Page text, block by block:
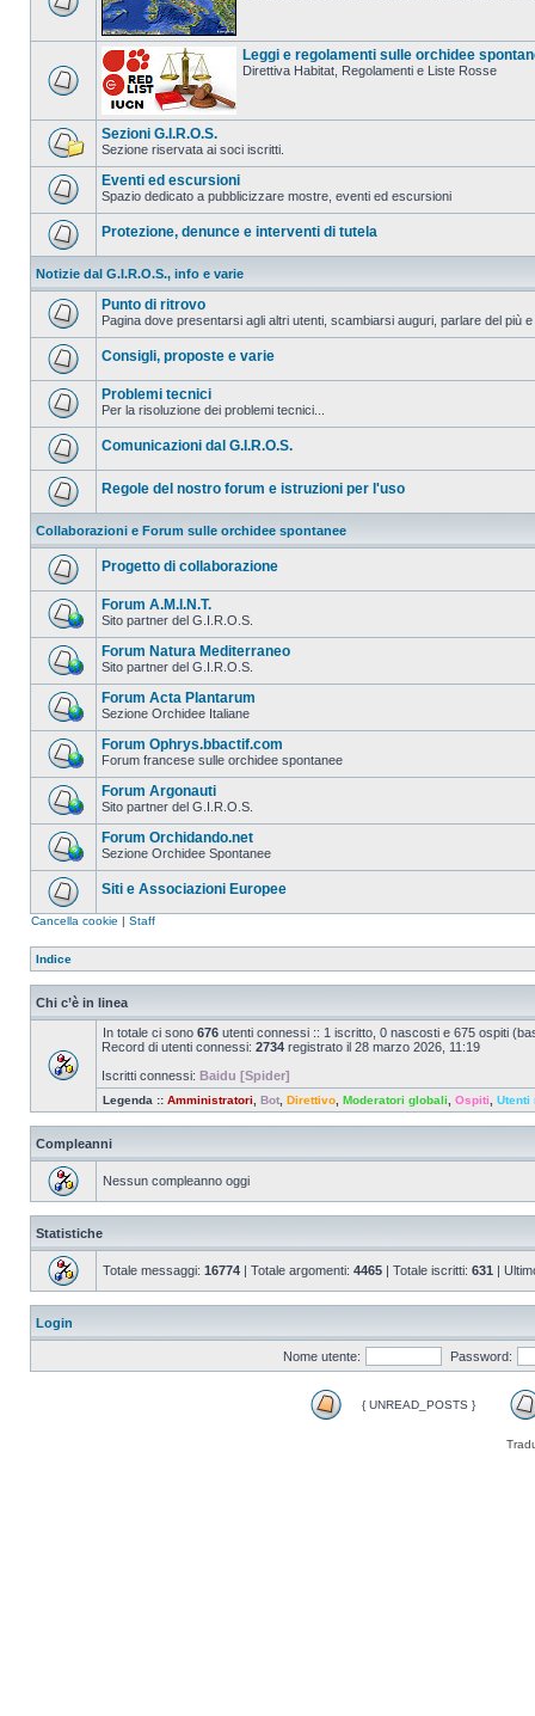
Leggi e regolamenti sulle orchidee
Direttiva Habitat, Regolamenti e Liste Rosse
Sezioni G.I.R.O.S.
Sezione riservata ai soci iscritti.
Eventi ed escursioni
Spazio dedicato a pubblicizzare mostre, eventi ed escursioni
Protezione, denunce e interventi di tutela
Notizie dal G.I.R.O.S., info e varie
Punto di ritrovo
Pagina dove presentarsi agli altri utenti, scambiarsi auguri, parlare del più
Consigli, proposte e varie
Problemi tecnici
Per la risoluzione dei problemi tecnici...
Comunicazioni dal G.I.R.O.S.
Regole del nostro forum e istruzioni per l'uso
Collaborazioni e Forum sulle orchidee spontanee
Progetto di collaborazione
Forum A.M.I.N.T.
Sito partner del G.I.R.O.S.
Forum Natura Mediterraneo
Sito partner del G.I.R.O.S.
Forum Acta Plantarum
Sezione Orchidee Italiane
Forum Ophrys.bbactif.com
Forum francese sulle orchidee spontanee
Forum Argonauti
Sito partner del G.I.R.O.S.
Forum Orchidando.net
Sezione Orchidee Spontanee
Siti e Associazioni Europee
Cancella cookie | Staff
Indice
Chi c’è in linea
In totale ci sono 676 utenti connessi :: 1 iscritto, 0 nascosti e 675 ospiti
Record di utenti connessi: 2734 registrato il 28 marzo 2026, 11:19
Iscritti connessi: Baidu [Spider]
Legenda :: Amministratori Bot Direttivo Moderatori globali Ospiti Utenti
Compleanni
Nessun compleanno oggi
Statistiche
Totale messaggi: 16774 | Totale argomenti: 4465 | Totale iscritti: 631 |
Login
Nome utente: Password:
{ UNREAD_POSTS }